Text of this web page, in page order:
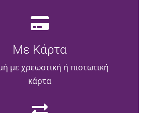
Με Κάρτα
με χρεωστική ή πιστωτική
κάρτα